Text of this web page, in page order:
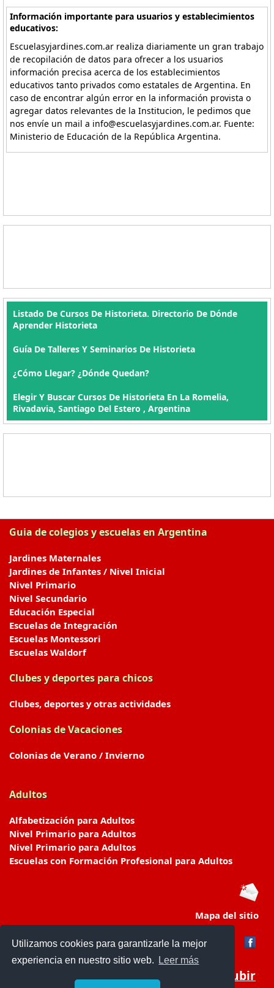
Utilizamos cookies para garantizarle la mejor
experiencia en nuestro sitio web.
Leer más
Información importante para usuarios y establecimientos
educativos:
Escuelasyjardines.com.ar realiza diariamente un gran trabajo
de recopilación de datos para ofrecer a los usuarios
información precisa acerca de los establecimientos
educativos tanto privados como estatales de Argentina. En
caso de encontrar algún error en la información provista o
agregar datos relevantes de la Institucion, le pedimos que
nos envíe un mail a info@escuelasyjardines.com.ar. Fuente:
Ministerio de Educación de la República Argentina.
Listado De Cursos De Historieta. Directorio De Dónde
Aprender Historieta
Guía De Talleres Y Seminarios De Historieta
¿Cómo Llegar? ¿Dónde Quedan?
Elegir Y Buscar Cursos De Historieta En La Romelia,
Rivadavia, Santiago Del Estero , Argentina
Guia de colegios y escuelas en Argentina
Jardines Maternales
Jardines de Infantes / Nivel Inicial
Nivel Primario
Nivel Secundario
Educación Especial
Escuelas de Integración
Escuelas Montessori
Escuelas Waldorf
Clubes y deportes para chicos
Clubes, deportes y otras actividades
Colonias de Vacaciones
Colonias de Verano / Invierno
Adultos
Alfabetización para Adultos
Nivel Primario para Adultos
Nivel Primario para Adultos
Escuelas con Formación Profesional para Adultos
Mapa del sitio
Subir